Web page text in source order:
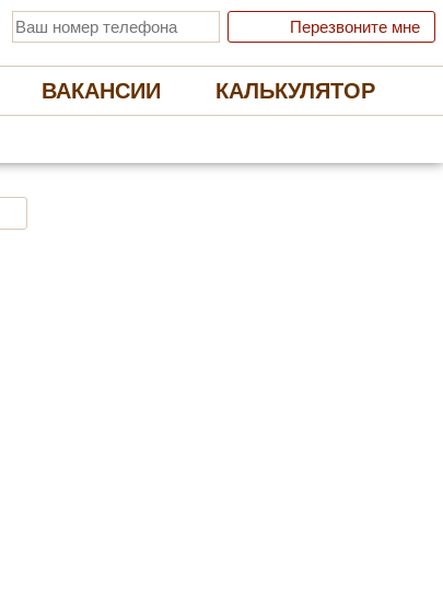
Перезвоните мне
ВАКАНСИИ
КАЛЬКУЛЯТОР
НАТЯЖНЫЕ ПОТОЛКИ